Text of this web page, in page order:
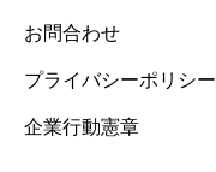
お問合わせ
プライバシーポリシー
企業行動憲章